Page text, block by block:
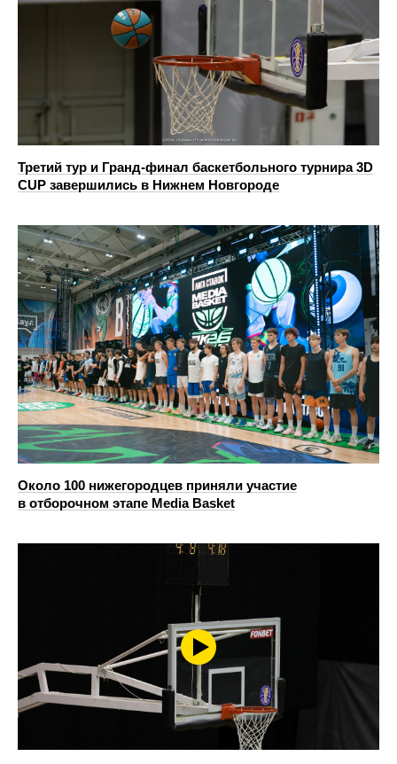
Третий тур и Гранд‑финал баскетбольного турнира 3D
CUP завершились в Нижнем Новгороде
Около 100 нижегородцев приняли участие
в отборочном этапе Media Basket